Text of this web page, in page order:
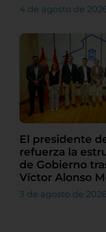
4 de agosto de
El presidente
refuerza la
de Gobierno
Víctor Alonso
3 de agosto de 2026